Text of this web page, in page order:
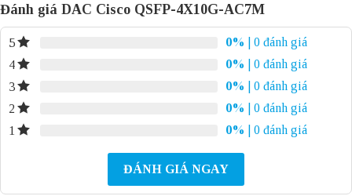
Đánh giá DAC Cisco QSFP-4X10G-AC7M
5 0%
| 0 đánh giá
4
0%
| 0 đánh giá
3
0%
| 0 đánh giá
2
0%
| 0 đánh giá
1
0% | 0 đánh giá
ĐÁNH GIÁ NGAY